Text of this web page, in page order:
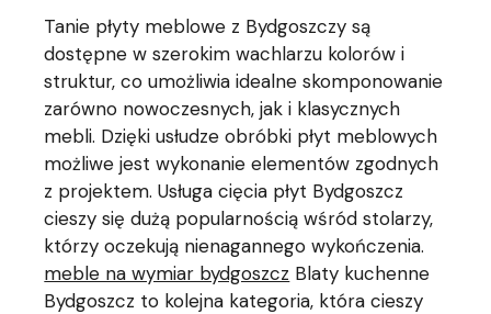
Tanie płyty meblowe z Bydgoszczy są
dostępne w szerokim wachlarzu kolorów i
struktur, co umożliwia idealne skomponowanie
zarówno nowoczesnych, jak i klasycznych
mebli. Dzięki usłudze obróbki płyt meblowych
możliwe jest wykonanie elementów zgodnych
z projektem. Usługa cięcia płyt Bydgoszcz
cieszy się dużą popularnością wśród stolarzy,
którzy oczekują nienagannego wykończenia.
meble na wymiar bydgoszcz Blaty kuchenne
Bydgoszcz to kolejna kategoria, która cieszy